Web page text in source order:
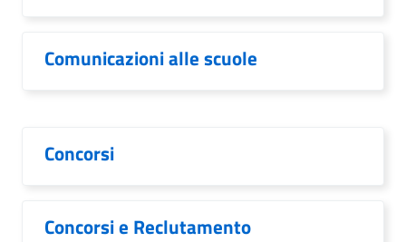
Comunicazioni alle scuole
Concorsi
Concorsi e Reclutamento